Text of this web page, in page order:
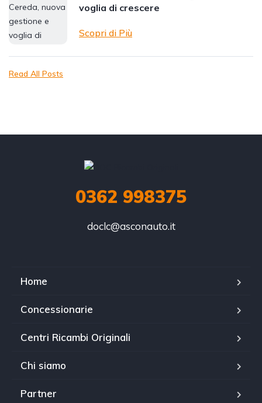
voglia di crescere
Scopri di Più
Read All Posts
0362 998375
doclc@asconauto.it
Home
Concessionarie
Centri Ricambi Originali
Chi siamo
Partner